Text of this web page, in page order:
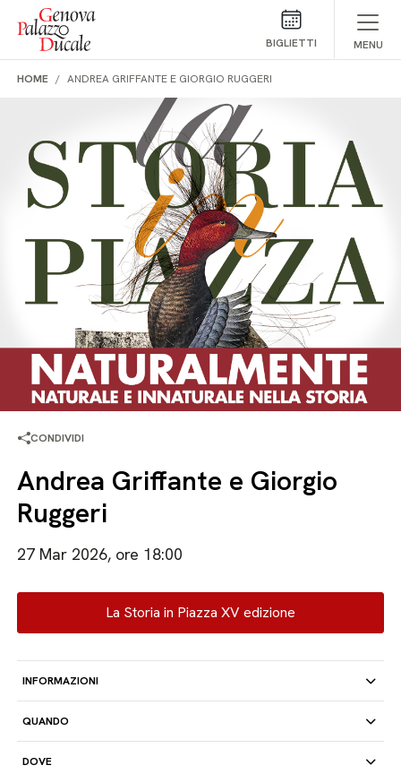
Salta al contenuto
BIGLIETTI MENU
HOME ANDREA GRIFFANTE E GIORGIO RUGGERI
CONDIVIDI
Andrea Griffante e Giorgio
Ruggeri
27 Mar 2026, ore 18:00
La Storia in Piazza XV edizione
INFORMAZIONI
QUANDO
DOVE